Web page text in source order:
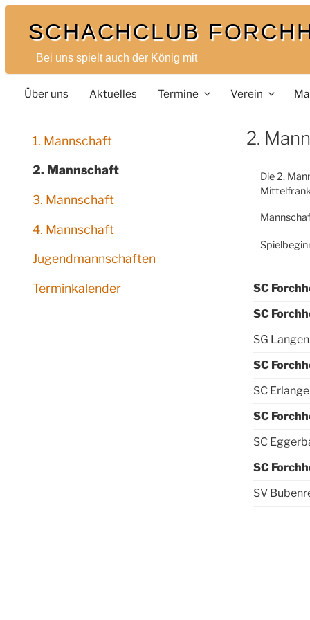
SCHACHCLUB
Bei uns spielt auch der König mit
Über uns Aktuelles Termine Verein
1. Mannschaft
2. Mannschaft
3. Mannschaft
4. Mannschaft
Jugendmannschaften
Terminkalender
2.
Die 2.
SC
SC
SG
SC
SC
SC
SC
SC
SV